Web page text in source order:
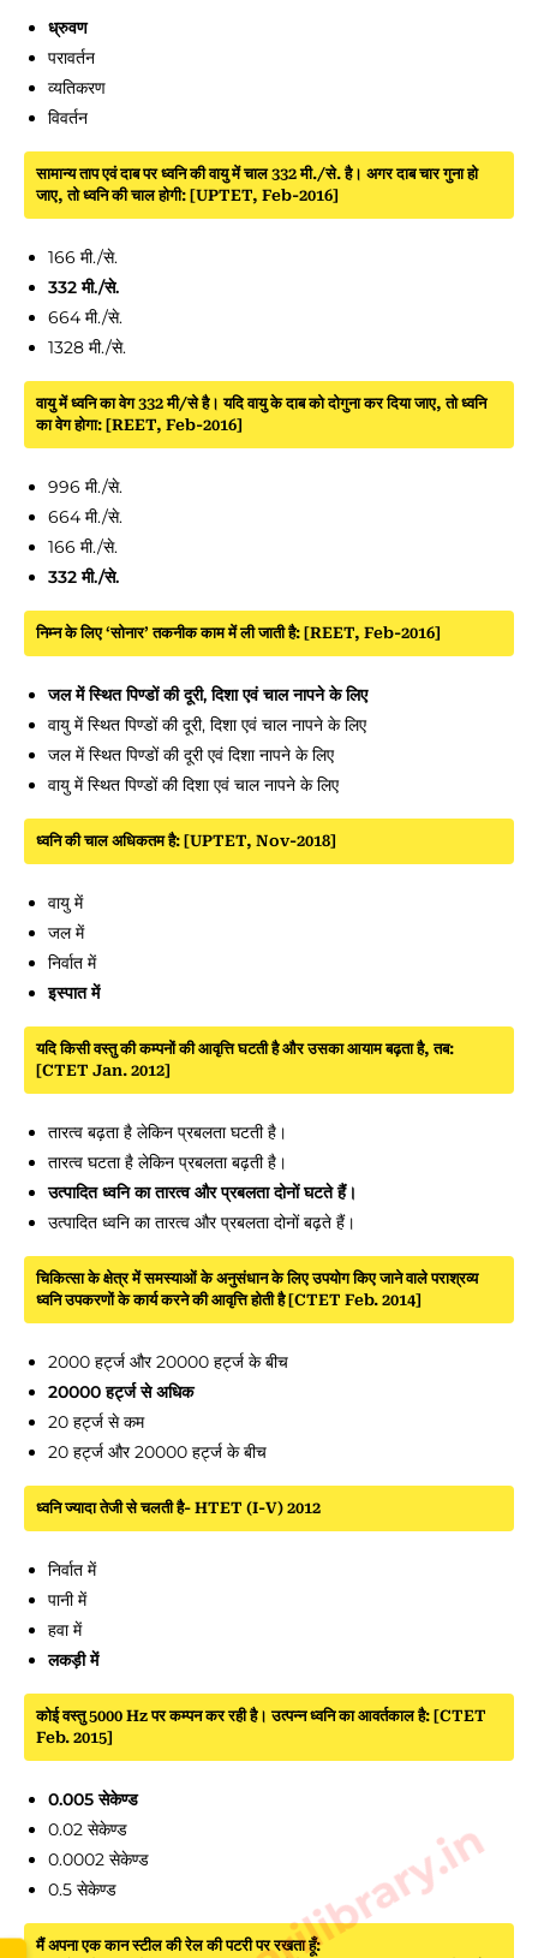
ध्रुवण
परावर्तन
व्यतिकरण
विवर्तन
सामान्य ताप एवं दाब पर ध्वनि की वायु में चाल 332 मी./से. है। अगर दाब चार गुना हो
जाए, तो ध्वनि की चाल होगी: [UPTET, Feb-2016]
166 मी./से.
332 मी./से.
664 मी./से.
1328 मी./से.
वायु में ध्वनि का वेग 332 मी/से है। यदि वायु के दाब को दोगुना कर दिया जाए, तो ध्वनि
का वेग होगा: [REET, Feb-2016]
996 मी./से.
664 मी./से.
166 मी./से.
332 मी./से.
निम्न के लिए ‘सोनार’ तकनीक काम में ली जाती है: [REET, Feb-2016]
जल में स्थित पिण्डों की दूरी, दिशा एवं चाल नापने के लिए
वायु में स्थित पिण्डों की दूरी, दिशा एवं चाल नापने के लिए
जल में स्थित पिण्डों की दूरी एवं दिशा नापने के लिए
वायु में स्थित पिण्डों की दिशा एवं चाल नापने के लिए
ध्वनि की चाल अधिकतम है: [UPTET, Nov-2018]
वायु में
जल में
निर्वात में
इस्पात में
यदि किसी वस्तु की कम्पनों की आवृत्ति घटती है और उसका आयाम बढ़ता है, तब:
[CTET Jan. 2012]
तारत्व बढ़ता है लेकिन प्रबलता घटती है।
तारत्व घटता है लेकिन प्रबलता बढ़ती है।
उत्पादित ध्वनि का तारत्व और प्रबलता दोनों घटते हैं।
उत्पादित ध्वनि का तारत्व और प्रबलता दोनों बढ़ते हैं।
चिकित्सा के क्षेत्र में समस्याओं के अनुसंधान के लिए उपयोग किए जाने वाले पराश्रव्य
ध्वनि उपकरणों के कार्य करने की आवृत्ति होती है [CTET Feb. 2014]
2000 हर्ट्ज और 20000 हर्ट्ज के बीच
20000 हर्ट्ज से अधिक
20 हर्ट्ज से कम
20 हर्ट्ज और 20000 हर्ट्ज के बीच
ध्वनि ज्यादा तेजी से चलती है- HTET (I-V) 2012
निर्वात में
पानी में
हवा में
लकड़ी में
कोई वस्तु 5000 Hz पर कम्पन कर रही है। उत्पन्न ध्वनि का आवर्तकाल है: [CTET
Feb. 2015]
0.005 सेकेण्ड
0.02 सेकेण्ड
0.0002 सेकेण्ड
0.5 सेकेण्ड
मैं अपना एक कान स्टील की रेल की पटरी पर रखता हूँ: